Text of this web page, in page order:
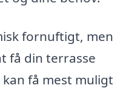
fornuftigt, men
få din terrasse
få mest muligt